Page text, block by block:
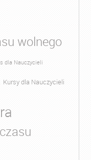
wolnego
dla Nauczycieli
Kursy dla Nauczycieli